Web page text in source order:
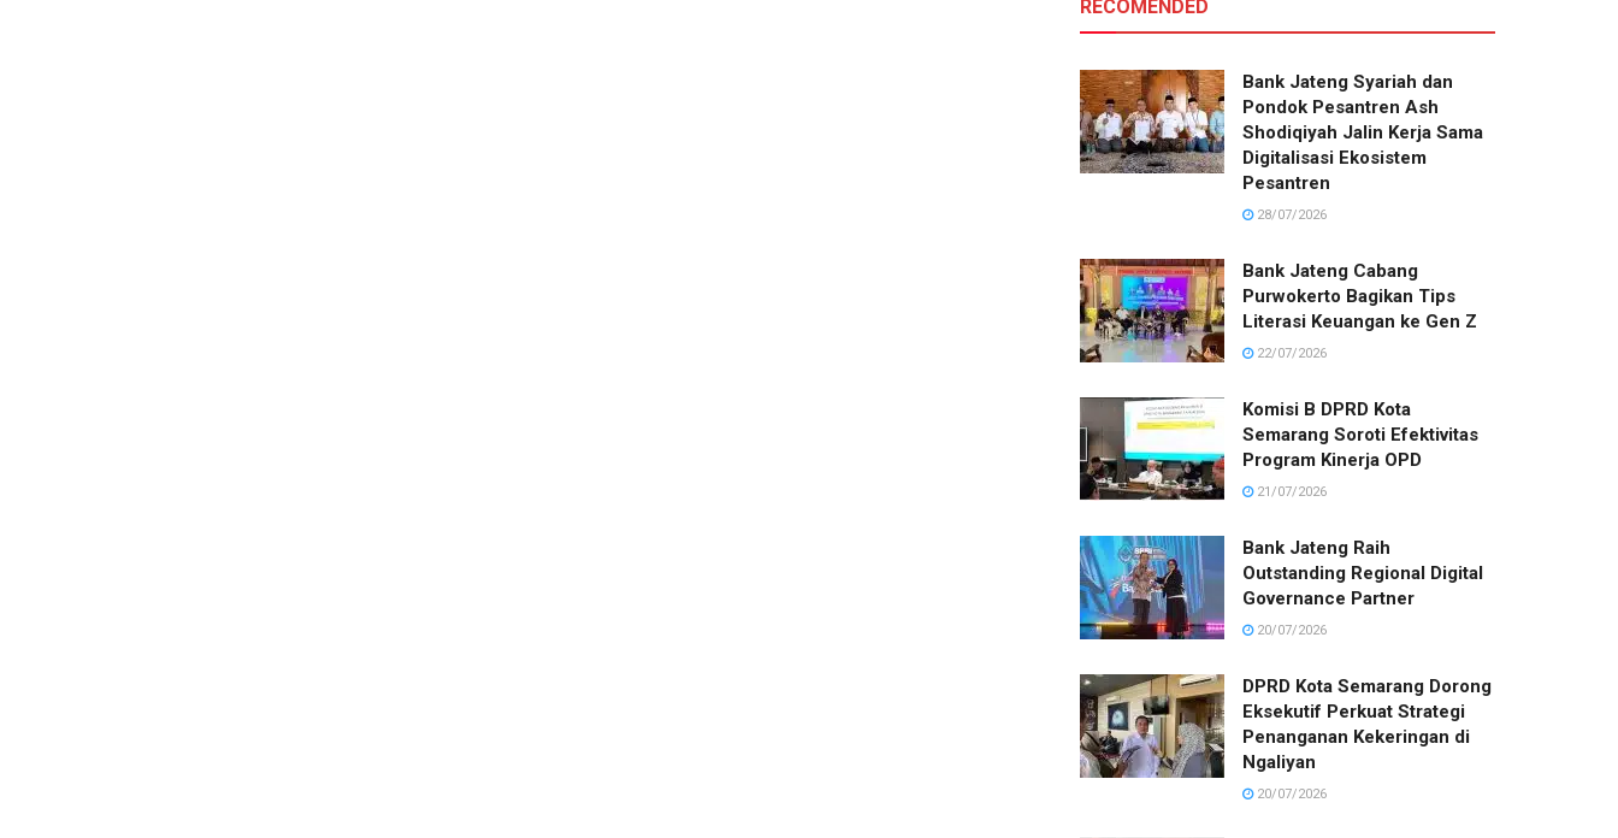
RECOMENDED
Bank Jateng Syariah dan
Pondok Pesantren Ash
Shodiqiyah Jalin Kerja Sama
Digitalisasi Ekosistem
Pesantren
28/07/2026
Bank Jateng Cabang
Purwokerto Bagikan Tips
Literasi Keuangan ke Gen Z
22/07/2026
Komisi B DPRD Kota
Semarang Soroti Efektivitas
Program Kinerja OPD
21/07/2026
Bank Jateng Raih
Outstanding Regional Digital
Governance Partner
20/07/2026
DPRD Kota Semarang Dorong
Eksekutif Perkuat Strategi
Penanganan Kekeringan di
Ngaliyan
20/07/2026